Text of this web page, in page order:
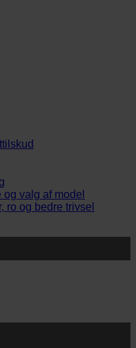
valg af model
ro og bedre trivsel